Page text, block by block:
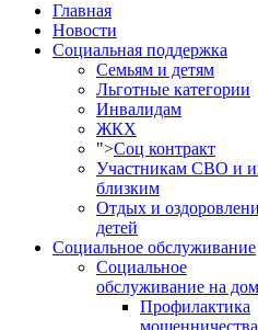
Главная
Новости
Социальная поддержка
Семьям и детям
Льготные категории
Инвалидам
ЖКХ
">Соц контракт
Участникам СВО и
близким
Отдых и
детей
Социальное обслуживание
Социальное
обслуживание на
Профилактика
мошенничества